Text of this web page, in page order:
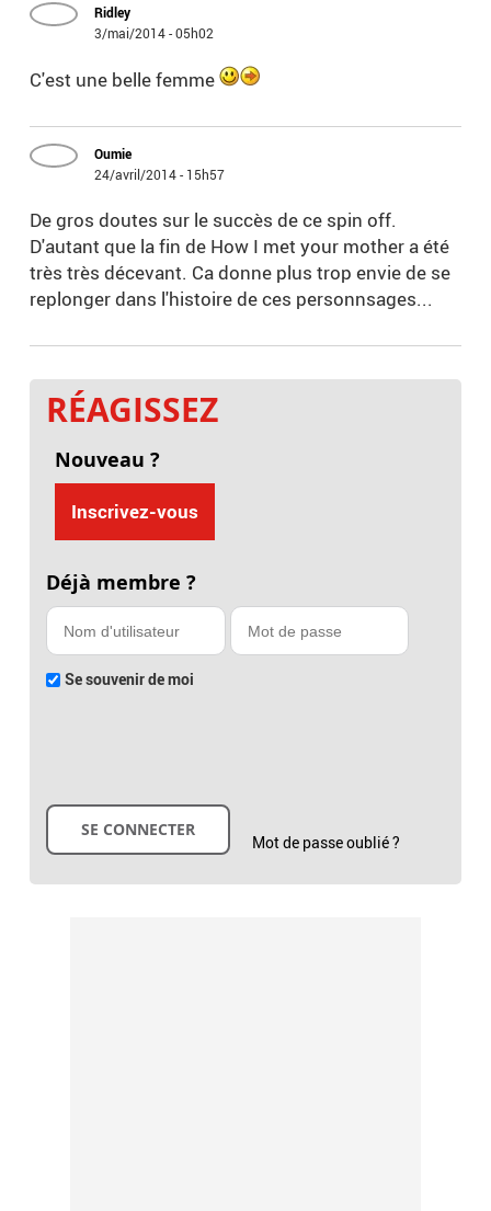
Ridley
3/mai/2014 - 05h02
C'est une belle femme
Oumie
24/avril/2014 - 15h57
De gros doutes sur le succès de ce spin off.
D'autant que la fin de How I met your mother a été
très très décevant. Ca donne plus trop envie de se
replonger dans l'histoire de ces personnsages...
RÉAGISSEZ
Nouveau ?
Inscrivez-vous
Déjà membre ?
Se souvenir de moi
Mot de passe oublié ?